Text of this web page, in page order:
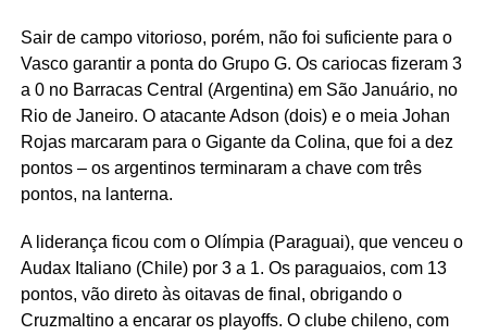
Sair de campo vitorioso, porém, não foi suficiente para o
Vasco garantir a ponta do Grupo G. Os cariocas fizeram 3
a 0 no Barracas Central (Argentina) em São Januário, no
Rio de Janeiro. O atacante Adson (dois) e o meia Johan
Rojas marcaram para o Gigante da Colina, que foi a dez
pontos – os argentinos terminaram a chave com três
pontos, na lanterna.
A liderança ficou com o Olímpia (Paraguai), que venceu o
Audax Italiano (Chile) por 3 a 1. Os paraguaios, com 13
pontos, vão direto às oitavas de final, obrigando o
Cruzmaltino a encarar os playoffs. O clube chileno, com